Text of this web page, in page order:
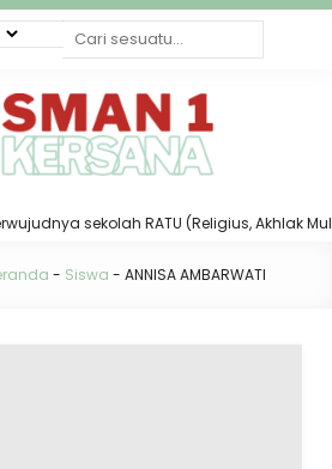
sekolah RATU (Religius, Akhlak
- Siswa - ANNISA AMBARWATI